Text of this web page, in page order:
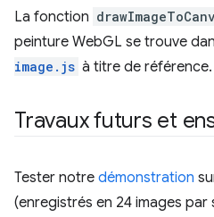
La fonction
peinture WebGL se trouve
image.js à titre de référence.
Travaux futurs et
Tester notre démonstration
(enregistrés en 24 images